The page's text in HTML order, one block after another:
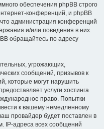
обеспечения phpBB строго
конференций, и phpBB
администрация конференций
и/или поведения в них.
обращайтесь по адресу
угрожающих,
сообщений, призывов к
которые могут нарушить
услуги хостинга
право. Попытки
к вашему немедленному
провайдер будет поставлен в
IP-адреса всех сообщений